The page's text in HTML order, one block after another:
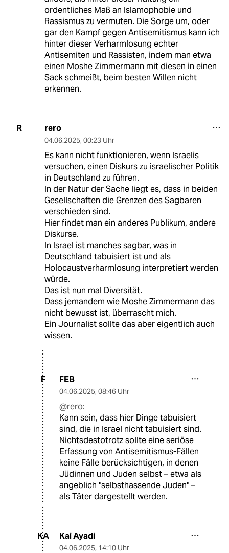
ordentliches Maß an Islamophobie und
Rassismus zu vermuten. Die Sorge um, oder
gar den Kampf gegen Antisemitismus kann ich
hinter dieser Verharmlosung echter
Antisemiten und Rassisten, indem man etwa
einen Moshe Zimmermann mit diesen in einen
Sack schmeißt, beim besten Willen nicht
erkennen.
R rero
04.06.2025, 00:23 Uhr
Es kann nicht funktionieren, wenn Israelis
versuchen, einen Diskurs zu israelischer Politik
in Deutschland zu führen.
In der Natur der Sache liegt es, dass in beiden
Gesellschaften die Grenzen des Sagbaren
verschieden sind.
Hier findet man ein anderes Publikum, andere
Diskurse.
In Israel ist manches sagbar, was in
Deutschland tabuisiert ist und als
Holocaustverharmlosung interpretiert werden
würde.
Das ist nun mal Diversität.
Dass jemandem wie Moshe Zimmermann das
nicht bewusst ist, überrascht mich.
Ein Journalist sollte das aber eigentlich auch
wissen.
F FEB
04.06.2025, 08:46 Uhr
@rero:
Kann sein, dass hier Dinge tabuisiert
sind, die in Israel nicht tabuisiert sind.
Nichtsdestotrotz sollte eine seriöse
Erfassung von Antisemitismus-Fällen
keine Fälle berücksichtigen, in denen
Jüdinnen und Juden selbst – etwa als
angeblich "selbsthassende Juden" –
als Täter dargestellt werden.
KA Kai Ayadi
04.06.2025, 14:10 Uhr